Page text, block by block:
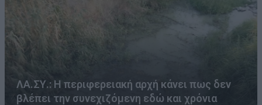
ΛΑ.ΣΥ.: Η περιφερειακή αρχή κάνει πως δεν
βλέπει την συνεχιζόμενη εδώ και χρόνια